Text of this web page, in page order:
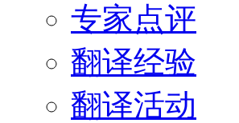
专家点评
翻译经验
翻译活动